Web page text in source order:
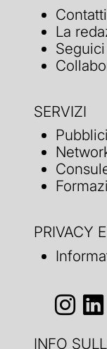
Contatti
La
Seguici
SERVIZI
PRIVACY
INFO